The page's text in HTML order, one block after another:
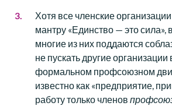
Хотя все членские
мантру «Единство — это сила»,
многие из них поддаются
не пускать другие
формальном профсоюзном
известно как «предприятие,
работу только членов